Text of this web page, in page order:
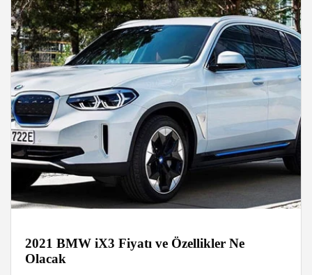
2021 BMW iX3 Fiyatı ve Özellikler Ne
Olacak